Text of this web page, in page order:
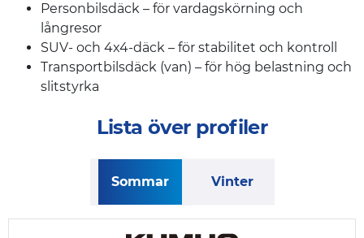
Personbilsdäck – för vardagskörning och
långresor
SUV- och 4x4-däck – för stabilitet och kontroll
Transportbilsdäck (van) – för hög belastning och
slitstyrka
Lista över profiler
Sommar Vinter